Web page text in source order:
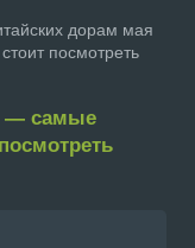
дорам мая
посмотреть
— самые